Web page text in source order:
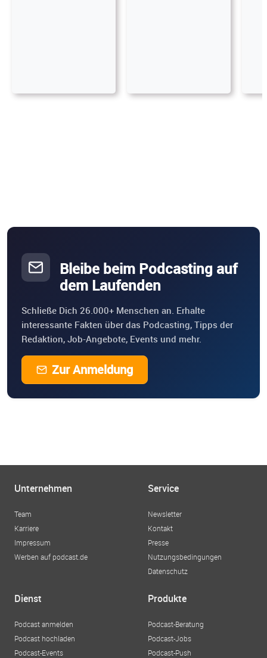
Bleibe beim Podcasting auf
dem Laufenden
Schließe Dich 26.000+ Menschen an. Erhalte
interessante Fakten über das Podcasting, Tipps der
Redaktion, Job-Angebote, Events und mehr.
Zur Anmeldung
Unternehmen
Team
Karriere
Impressum
Werben auf podcast.de
Service
Newsletter
Kontakt
Presse
Nutzungsbedingungen
Datenschutz
Dienst
Podcast anmelden
Podcast hochladen
Podcast-Events
Produkte
Podcast-Beratung
Podcast-Jobs
Podcast-Push